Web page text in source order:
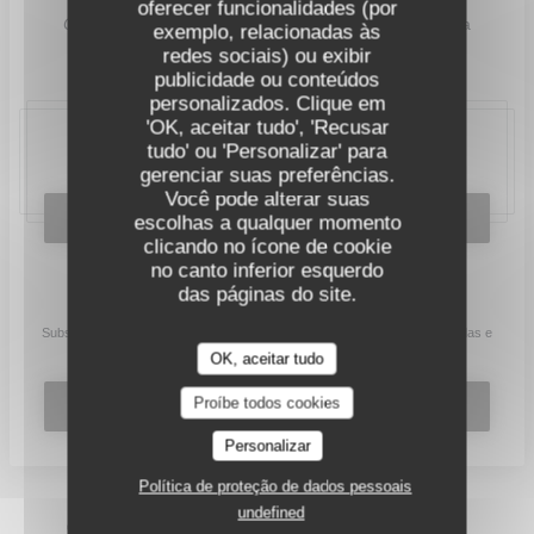
oferecer funcionalidades (por
exemplo, relacionadas às
redes sociais) ou exibir
publicidade ou conteúdos
personalizados. Clique em
'OK, aceitar tudo', 'Recusar
tudo' ou 'Personalizar' para
gerenciar suas preferências.
Você pode alterar suas
escolhas a qualquer momento
clicando no ícone de cookie
no canto inferior esquerdo
das páginas do site.
OK, aceitar tudo
Proíbe todos cookies
Personalizar
Política de proteção de dados pessoais
undefined
O
restauranteInstituto
está aberto de segunda-feira a
sexta-feira para almoço e jantar.
20, place Bellecour, 69002 Lyon
RESERVAR UMA MESA
Mantenha-se atualizado
Subscrever a nossa newsletter para receber comunicações personalizadas e
ofertas de marketing por correio eletrónico da nossa parte.
SUBSCREVER